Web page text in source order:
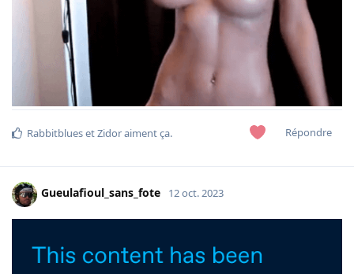
Répondre
RabbitbluesetZidoraiment ça.
Gueulafioul_sans_fote 12 oct. 2023